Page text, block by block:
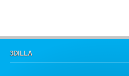
3DILLA